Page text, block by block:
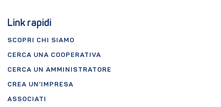
Link rapidi
SCOPRI CHI SIAMO
CERCA UNA COOPERATIVA
CERCA UN AMMINISTRATORE
CREA UN'IMPRESA
ASSOCIATI